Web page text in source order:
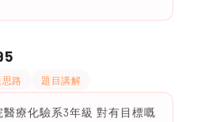
思路 題目講解
療化驗系3年級 對有目標嘅